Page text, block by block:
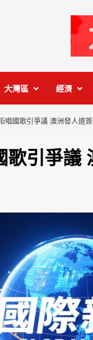
大灣區 經濟
唱國歌引爭議 澳洲發人道
歌引爭議